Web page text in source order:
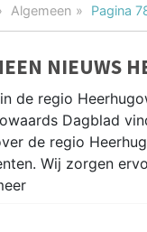
Algemeen Pagina
NIEUWS
de regio
Dagblad
de regio
Wij zorgen
NIEUWS